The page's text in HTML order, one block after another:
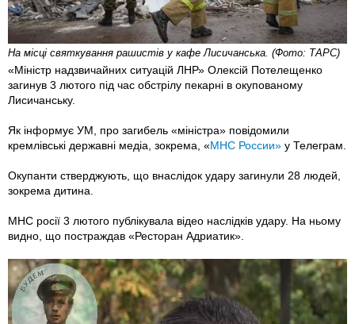
На місці святкування рашистів у кафе Лисичанська. (Фото: ТАРС)
«Міністр надзвичайних ситуацій ЛНР» Олексій Потелещенко
загинув 3 лютого під час обстрілу пекарні в окупованому
Лисичанську.
Як інформує УМ, про загибель «міністра» повідомили
кремлівські державні медіа, зокрема, «МНС России» у Телеграм.
Окупанти стверджують, що внаслідок удару загинули 28 людей,
зокрема дитина.
МНС росії 3 лютого публікувала відео наслідків удару. На ньому
видно, що постраждав «Ресторан Адриатик».